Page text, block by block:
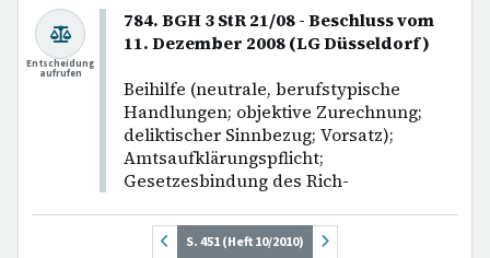
784. BGH 3 StR 21/08 - Beschluss vom
11. Dezember 2008 (LG Düsseldorf)
Beihilfe (neutrale, berufstypische
Handlungen; objektive Zurechnung;
deliktischer Sinnbezug; Vorsatz);
Amtsaufklärungspflicht;
Gesetzesbindung des Rich-
Entscheidung
aufrufen
S. 451 (Heft 10/2010)